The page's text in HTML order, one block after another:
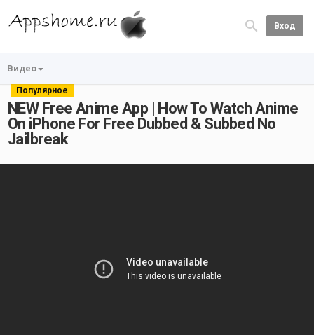
Вход
Видео
Популярное
NEW Free Anime App | How To Watch Anime
On iPhone For Free Dubbed & Subbed No
Jailbreak